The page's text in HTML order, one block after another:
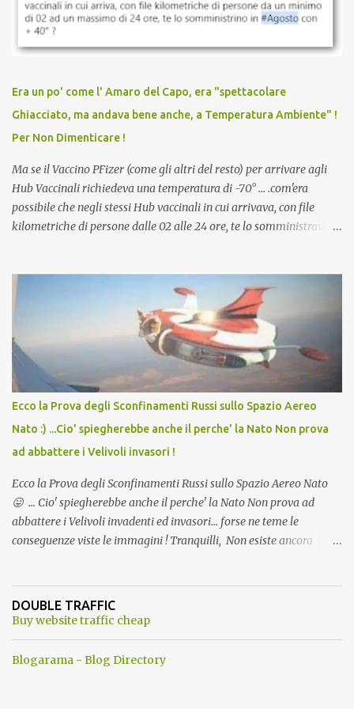
discriminazioni per coloro che non l’hanno fatto. Se non sei stato
vaccinato, nessuno aveva prima cercato di farti sentire una
persona cattiva. Non avevamo mai visto un vaccino che minacci le
vaccino usato per minacciare i mezzi di sussistenza, il lavoro o la
scuola. Non avevamo mai visto un vaccino che permettesse a un
dodicenne di ignorare il consenso dei genitori. Dopo tutti i vaccini
che abbiamo elencato sopra...
Era un po' come l' Amaro del Capo, era "spettacolare
Ghiacciato, ma andava bene anche, a Temperatura Ambiente" !
Per Non Dimenticare !
Ma se il Vaccino PFizer (come gli altri del resto) per arrivare agli
Hub Vaccinali richiedeva una temperatura di -70° ... .com'era
possibile che negli stessi Hub vaccinali in cui arrivava, con file
kilometriche di persone dalle 02 alle 24 ore, te lo somministravano
Vaccino come: l' Amaro del Capo, era "spettacolare Ghiacciato, ma
andava bene anche, a Temperatura Ambiente"! Riproponiamo
l'articolo per NON Dimenticare!
Ecco la Prova degli Sconfinamenti Russi sullo Spazio Aereo
Nato :) ...Cio' spiegherebbe anche il perche' la Nato Non prova
ad abbattere i Velivoli invasori !
Ecco la Prova degli Sconfinamenti Russi sullo Spazio Aereo Nato
😛 ... Cio' spiegherebbe anche il perche' la Nato Non prova ad
abbattere i Velivoli invadenti ed invasori... forse ne teme le
conseguenze viste le immagini ! Tranquilli, Non esiste ancora
ancora una fantasia Nato o forse una "False Flag", per provocare
una guerra mondiale che difficilmente da menti sane, potrebbe
DOUBLE TRAFFIC
Buy website traffic cheap
Blogarama - Blog Directory